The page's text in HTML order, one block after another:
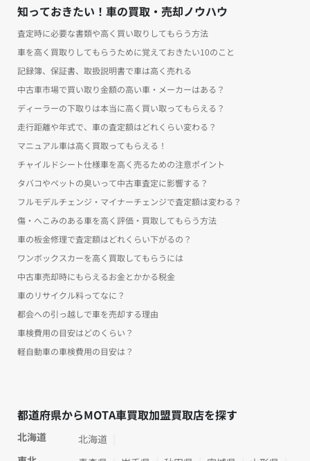
知っておきたい！車の買取・売却ノウハウ
査定時に必要な書類や高く買い取りしてもらう方法
車を高く買取りしてもらうために覚えておきたい10のこと
記録簿、保証書、取扱説明書で車は高く売れる
中古車市場で買い取り金額の高い車・メーカーはある？
ディーラーの下取りは本当に高く買い取ってもらえる？
走行距離や年式で、車の査定額はどれくらい変わる？
マニュアル車は高く買取ってもらえる！
チャイルドシート仕様車を高く売るための注意ポイント
タバコやペットの臭いって中古車査定に影響する？
フルモデルチェンジ・マイナーチェンジで査定額は変わる？
傷・へこみのある車を高く評価・買取してもらう方法
車の板金修理で査定額はどれくらい下がるの？
ワンボックスカーを高く買取してもらうには
中古車売却時にもらえるお金とかかる税金
車のリサイクル料ってなに？
都会への引っ越しで車を売却する理由
車検費用の目安はどのくらい？
軽自動車の車検費用の目安は？
都道府県からMOTA車買取加盟買取店を探す
北海道
北海道